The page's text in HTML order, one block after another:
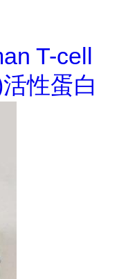
T-cell
性蛋白